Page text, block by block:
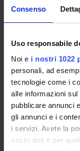
Consenso
Uso responsabile
Noi e i nostri 1022
personali, ad
tecnologie come i
alle informazioni
pubblicare annunci
gli annunci e i
i servizi. Avete la
vostri dati e per
definisce i
espletamento
conseguiti
si esprime in
di eventuali
individua gli
Overview